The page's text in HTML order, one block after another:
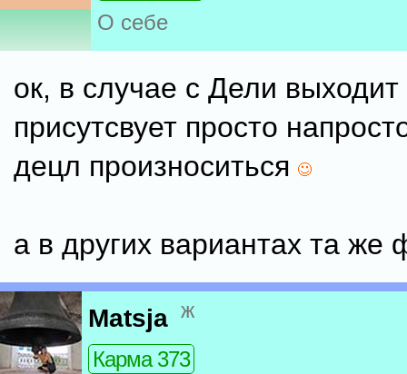
О себе
ок, в случае с Дели выходит
присутсвует просто
децл произноситься
а в других вариантах та же
Matsja ж
Карма 373